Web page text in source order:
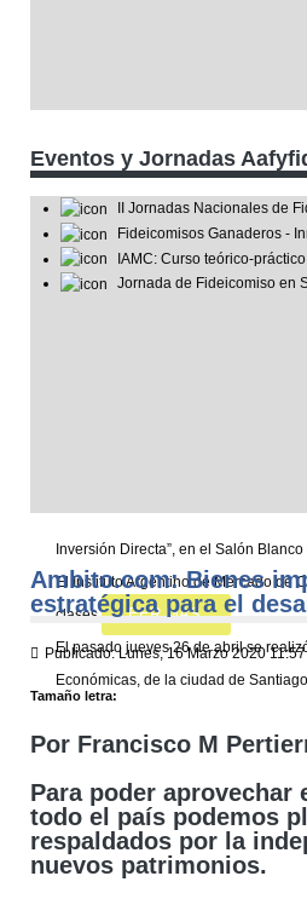
Eventos y Jornadas
II Jornadas Nacionales de
Fideicomisos Ganaderos -
IAMC: Curso teórico-
Jornada de Fideicomiso en
Inversión Directa”, en el Salón
El Instituto Argentino de Mercado de
clases
LEER MÁS
El pasado jueves 26 de abril se
Económicas, de la ciudad de
Ambito.com: Bienes
estratégica para el
Publicado: Lunes, 16 Marzo 2020 11:57
Tamaño letra:
Por Francisco M
Para poder aprovechar
todo el país podemos
respaldados por la
nuevos patrimonios.